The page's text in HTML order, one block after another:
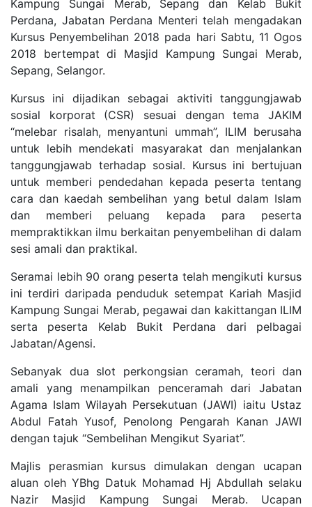
Kampung Sungai Merab, Sepang dan Kelab Bukit
Perdana, Jabatan Perdana Menteri telah mengadakan
Kursus Penyembelihan 2018 pada hari Sabtu, 11 Ogos
2018 bertempat di Masjid Kampung Sungai Merab,
Sepang, Selangor.
Kursus ini dijadikan sebagai aktiviti tanggungjawab
sosial korporat (CSR) sesuai dengan tema JAKIM
“melebar risalah, menyantuni ummah”, ILIM berusaha
untuk lebih mendekati masyarakat dan menjalankan
tanggungjawab terhadap sosial. Kursus ini bertujuan
untuk memberi pendedahan kepada peserta tentang
cara dan kaedah sembelihan yang betul dalam Islam
dan memberi peluang kepada para peserta
mempraktikkan ilmu berkaitan penyembelihan di dalam
sesi amali dan praktikal.
Seramai lebih 90 orang peserta telah mengikuti kursus
ini terdiri daripada penduduk setempat Kariah Masjid
Kampung Sungai Merab, pegawai dan kakittangan ILIM
serta peserta Kelab Bukit Perdana dari pelbagai
Jabatan/Agensi.
Sebanyak dua slot perkongsian ceramah, teori dan
amali yang menampilkan penceramah dari Jabatan
Agama Islam Wilayah Persekutuan (JAWI) iaitu Ustaz
Abdul Fatah Yusof, Penolong Pengarah Kanan JAWI
dengan tajuk “Sembelihan Mengikut Syariat”.
Majlis perasmian kursus dimulakan dengan ucapan
aluan oleh YBhg Datuk Mohamad Hj Abdullah selaku
Nazir Masjid Kampung Sungai Merab. Ucapan